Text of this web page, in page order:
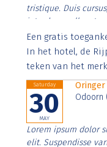
tristique. Duis
interdum nulla, ut
Aenean faucibus
imperdiet. Nunc ut
Een gratis
In het hotel, de
teken van het
Saturday
30
MAY
Oringer
Odoorn
Lorem ipsum dolor
elit. Suspendisse